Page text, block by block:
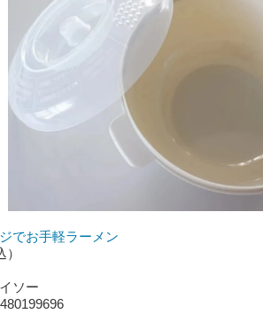
でお手軽ラーメン
ソー